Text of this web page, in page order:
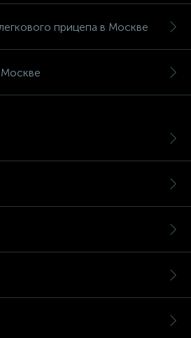
прицепа в Москве
Москве